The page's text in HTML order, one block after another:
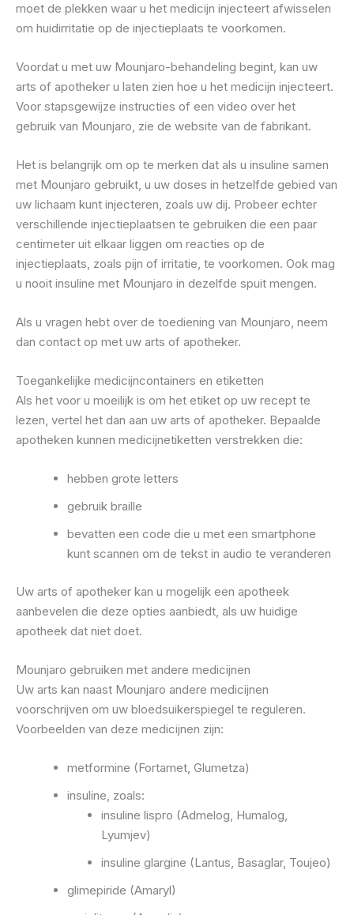
moet de plekken waar u het medicijn injecteert afwisselen
om huidirritatie op de injectieplaats te voorkomen.
Voordat u met uw Mounjaro-behandeling begint, kan uw
arts of apotheker u laten zien hoe u het medicijn injecteert.
Voor stapsgewijze instructies of een video over het
gebruik van Mounjaro, zie de website van de fabrikant.
Het is belangrijk om op te merken dat als u insuline samen
met Mounjaro gebruikt, u uw doses in hetzelfde gebied van
uw lichaam kunt injecteren, zoals uw dij. Probeer echter
verschillende injectieplaatsen te gebruiken die een paar
centimeter uit elkaar liggen om reacties op de
injectieplaats, zoals pijn of irritatie, te voorkomen. Ook mag
u nooit insuline met Mounjaro in dezelfde spuit mengen.
Als u vragen hebt over de toediening van Mounjaro, neem
dan contact op met uw arts of apotheker.
Toegankelijke medicijncontainers en etiketten
Als het voor u moeilijk is om het etiket op uw recept te
lezen, vertel het dan aan uw arts of apotheker. Bepaalde
apotheken kunnen medicijnetiketten verstrekken die:
hebben grote letters
gebruik braille
bevatten een code die u met een smartphone
kunt scannen om de tekst in audio te veranderen
Uw arts of apotheker kan u mogelijk een apotheek
aanbevelen die deze opties aanbiedt, als uw huidige
apotheek dat niet doet.
Mounjaro gebruiken met andere medicijnen
Uw arts kan naast Mounjaro andere medicijnen
voorschrijven om uw bloedsuikerspiegel te reguleren.
Voorbeelden van deze medicijnen zijn:
metformine (Fortamet, Glumetza)
insuline, zoals:
insuline lispro (Admelog, Humalog,
Lyumjev)
insuline glargine (Lantus, Basaglar, Toujeo)
glimepiride (Amaryl)